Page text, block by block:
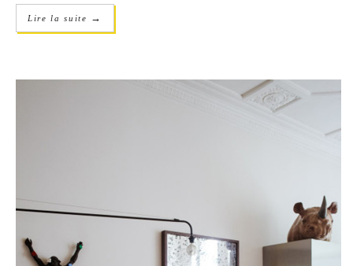
Lire la suite →